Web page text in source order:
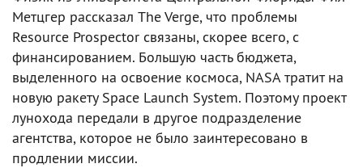
Метцгер рассказал The Verge, что проблемы
Resource Prospector связаны, скорее всего, с
финансированием. Большую часть бюджета,
выделенного на освоение космоса, NASA тратит на
новую ракету Space Launch System. Поэтому проект
лунохода передали в другое подразделение
агентства, которое не было заинтересовано в
продлении миссии.